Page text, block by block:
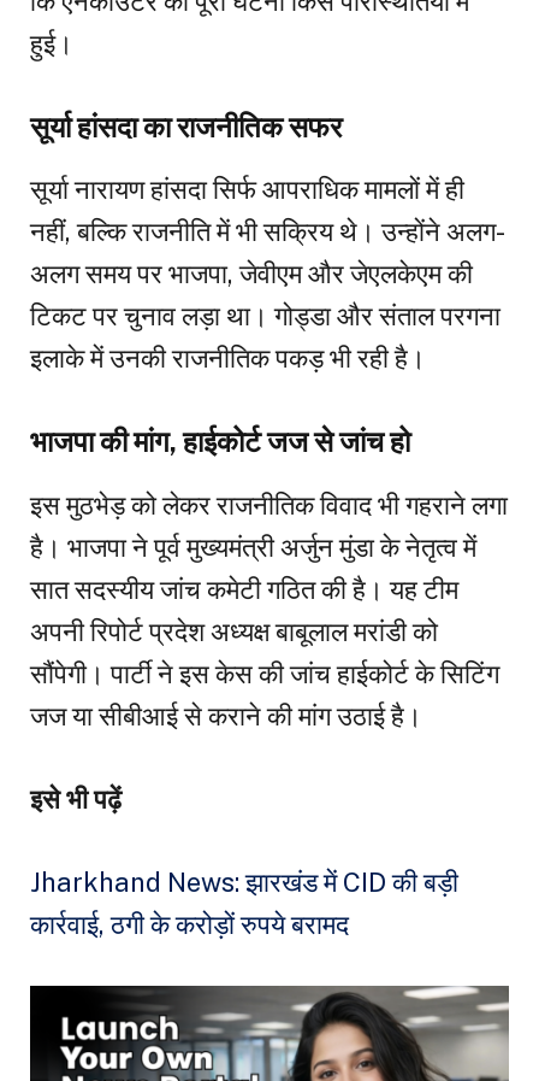
हुई।
सूर्या हांसदा का राजनीतिक सफर
सूर्या नारायण हांसदा सिर्फ आपराधिक मामलों में ही
नहीं, बल्कि राजनीति में भी सक्रिय थे। उन्होंने अलग-
अलग समय पर भाजपा, जेवीएम और जेएलकेएम की
टिकट पर चुनाव लड़ा था। गोड्डा और संताल परगना
इलाके में उनकी राजनीतिक पकड़ भी रही है।
भाजपा की मांग, हाईकोर्ट जज से जांच हो
इस मुठभेड़ को लेकर राजनीतिक विवाद भी गहराने लगा
है। भाजपा ने पूर्व मुख्यमंत्री अर्जुन मुंडा के नेतृत्व में
सात सदस्यीय जांच कमेटी गठित की है। यह टीम
अपनी रिपोर्ट प्रदेश अध्यक्ष बाबूलाल मरांडी को
सौंपेगी। पार्टी ने इस केस की जांच हाईकोर्ट के सिटिंग
जज या सीबीआई से कराने की मांग उठाई है।
इसे भी पढ़ें
Jharkhand News: झारखंड में CID की बड़ी
कार्रवाई, ठगी के करोड़ों रुपये बरामद